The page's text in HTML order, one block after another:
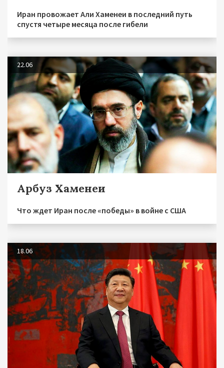
Иран провожает Али Хаменеи в последний путь
спустя четыре месяца после гибели
22.06
Арбуз Хаменеи
Что ждет Иран после «победы» в войне с США
18.06